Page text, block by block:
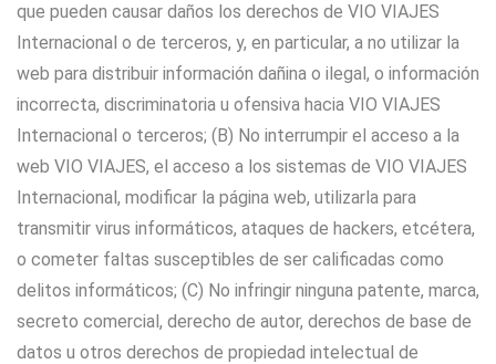
que pueden causar daños los derechos de VIO VIAJES
Internacional o de terceros, y, en particular, a no utilizar la
web para distribuir información dañina o ilegal, o información
incorrecta, discriminatoria u ofensiva hacia VIO VIAJES
Internacional o terceros; (B) No interrumpir el acceso a la
web VIO VIAJES, el acceso a los sistemas de VIO VIAJES
Internacional, modificar la página web, utilizarla para
transmitir virus informáticos, ataques de hackers, etcétera,
o cometer faltas susceptibles de ser calificadas como
delitos informáticos; (C) No infringir ninguna patente, marca,
secreto comercial, derecho de autor, derechos de base de
datos u otros derechos de propiedad intelectual de